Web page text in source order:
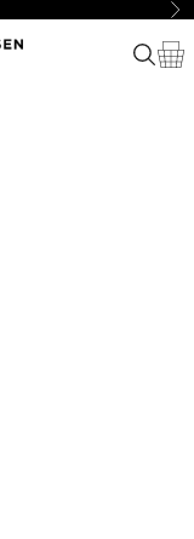
Vor
Suche